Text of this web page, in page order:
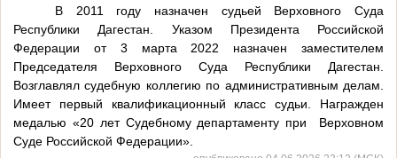
В 2011 году назначен судьей Верховного Суда
Республики Дагестан. Указом Президента Российской
Федерации от 3 марта 2022 назначен заместителем
Председателя Верховного Суда Республики Дагестан.
Возглавлял судебную коллегию по административным делам.
Имеет первый квалификационный класс судьи. Награжден
медалью «20 лет Судебному департаменту при
Верховном
Суде Российской Федерации».